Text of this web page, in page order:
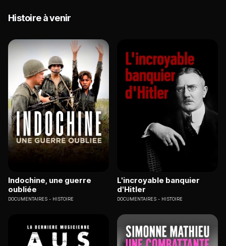
Histoire à venir
Indochine, une guerre
oubliée
DOCUMENTAIRES HISTOIRE
L'incroyable banquier
d'Hitler
DOCUMENTAIRES HISTOIRE